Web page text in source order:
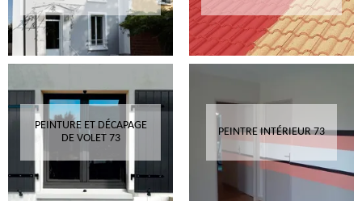
PEINTURE ET DÉCAPAGE
DE VOLET 73
PEINTRE INTÉRIEUR 73